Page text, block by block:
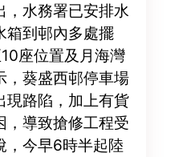
，水務署已安排水
箱到邨內多處擺
座位置及月海灣
，葵盛西邨停車場
現路陷，加上有貨
，導致搶修工程受
，今早6時半起陸